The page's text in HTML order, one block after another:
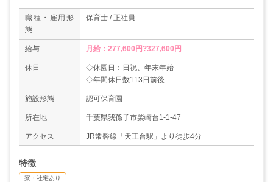
職種・雇用形
態
保育士 / 正社員
給与 月給：277,600円?327,600円
休日
◇休園日：日祝、年末年始
◇年間休日数113日前後
◇有給休暇（6ヶ月経過後10日付与）
施設形態 認可保育園
所在地 千葉県我孫子市柴崎台1-1-47
アクセス JR常磐線「天王台駅」より徒歩4分
特徴
寮・社宅あり